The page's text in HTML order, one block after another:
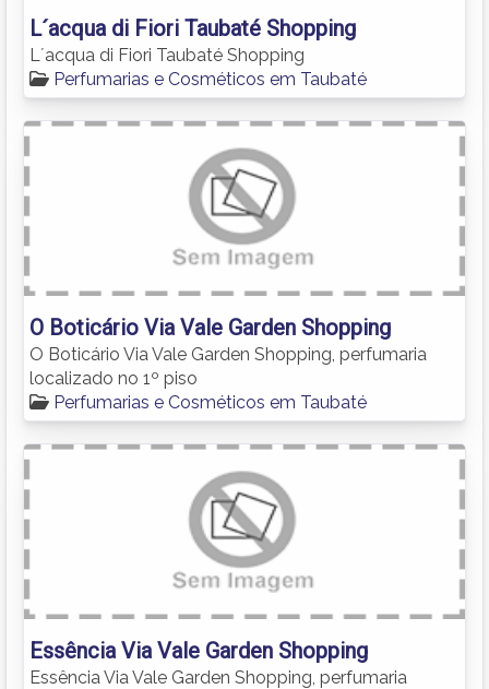
L´acqua di Fiori Taubaté Shopping
L´acqua di Fiori Taubaté Shopping
Perfumarias e Cosméticos em Taubaté
O Boticário Via Vale Garden Shopping
O Boticário Via Vale Garden Shopping, perfumaria
localizado no 1º piso
Perfumarias e Cosméticos em Taubaté
Essência Via Vale Garden Shopping
Essência Via Vale Garden Shopping, perfumaria